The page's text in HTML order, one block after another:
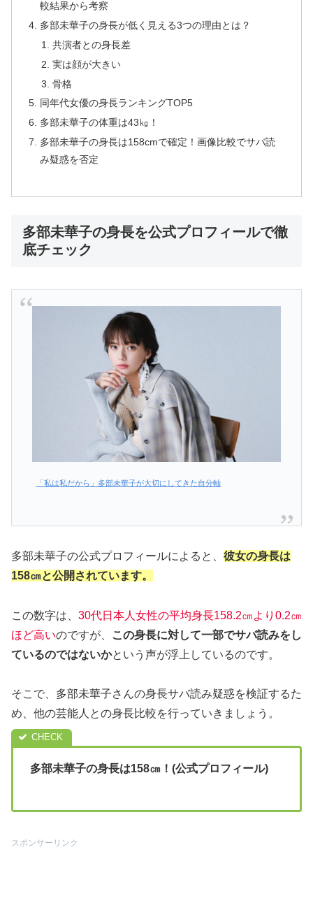
較結果から考察
多部未華子の身長が低く見える3つの理由とは？
共演者との身長差
実は顔が大きい
骨格
同年代女優の身長ランキングTOP5
多部未華子の体重は43㎏！
多部未華子の身長は158cmで確定！画像比較でサバ読
み疑惑を否定
多部未華子の身長を公式プロフィールで徹
底チェック
「私は私だから」多部未華子が大切にしてきた自分軸
多部未華子の公式プロフィールによると、 彼女の身長は
158㎝と公開されています。
この数字は、 30代日本人女性の平均身長158.2㎝より0.2㎝
ほど高いのですが、
この身長に対して一部でサバ読みをし
ているのではないかという声が浮上しているのです。
そこで、多部未華子さんの身長サバ読み疑惑を検証するた
め、他の芸能人との身長比較を行っていきましょう。
多部未華子の身長は158㎝！(公式プロフィール)
スポンサーリンク